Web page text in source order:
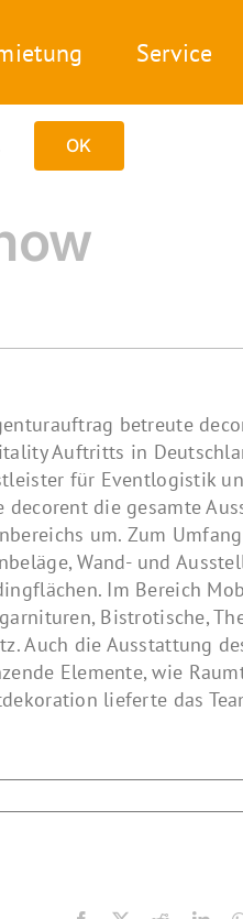
Service
betreute
Auftritts in
für Eventlogistik
decorent die gesamte
um. Zum
Wand- und
Im Bereich
Bistrotische,
Auch die Ausstattung
Elemente, wie
lieferte das
OK